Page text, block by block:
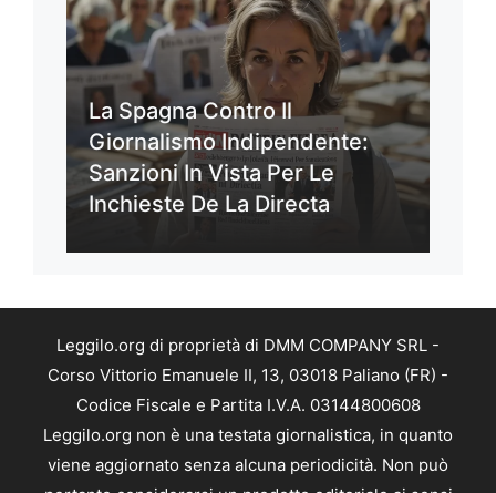
La Spagna Contro Il
Giornalismo Indipendente:
Sanzioni In Vista Per Le
Inchieste De La Directa
Leggilo.org di proprietà di DMM COMPANY SRL -
Corso Vittorio Emanuele II, 13, 03018 Paliano (FR) -
Codice Fiscale e Partita I.V.A. 03144800608
Leggilo.org non è una testata giornalistica, in quanto
viene aggiornato senza alcuna periodicità. Non può